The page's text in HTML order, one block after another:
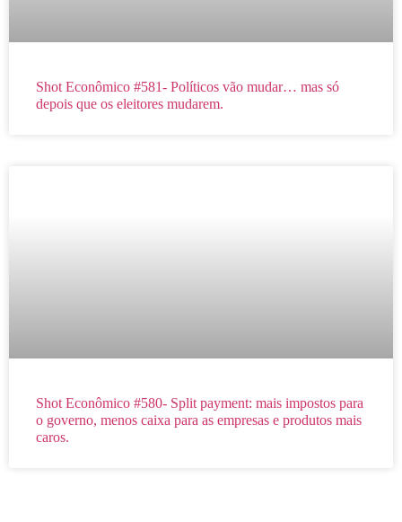
Shot Econômico #581- Políticos vão mudar… mas só
depois que os eleitores mudarem.
Shot Econômico #580- Split payment: mais impostos para
o governo, menos caixa para as empresas e produtos mais
caros.